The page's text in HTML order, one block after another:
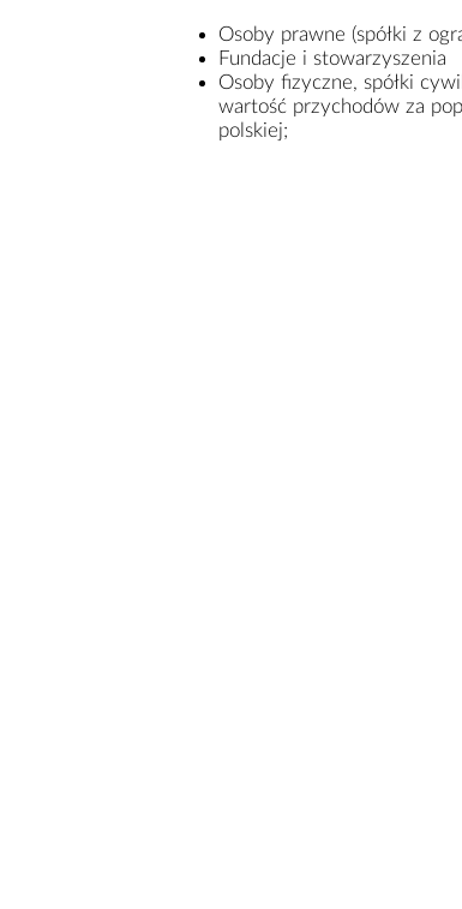
Osoby prawne (spółki z
Fundacje i stowarzyszenia
Osoby fizyczne, spółki
wartość przychodów za
polskiej;